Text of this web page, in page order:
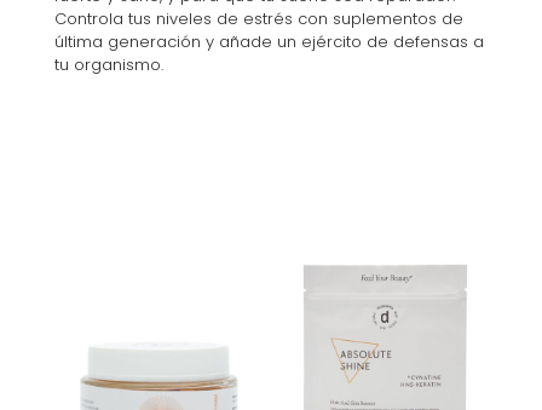
Controla tus niveles de estrés con suplementos de
última generación y añade un ejército de defensas a
tu organismo.